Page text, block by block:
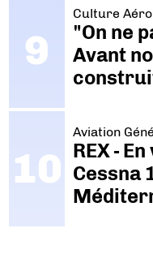
Culture Aéro
"On ne
Avant
Aviation
REX -
Cessna